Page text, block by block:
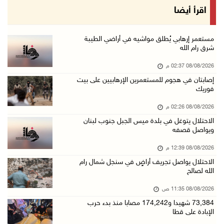
منتخبنا الوطني للتايكواندو يستهل مشاركته في ب ...
"فانا": الثقافة البحرينية تـصون الهوية الوطني ...
08/آب/2026 11:04 ص
73,384 شهيدا و174,242 مصابا منذ بدء حرب الإبا ...
08/آب/2026 10:50 ص
قوات الاحتلال تجري تحقيقات ميدانية مع عشرات ا ...
08/آب/2026 10:18 ص
تقرير: خطاب الكراهية والتحريض يتصاعد في أوساط ...
08/آب/2026 09:38 ص
اقرأ أيضا
مستعمر إرهابي يُطلق مواشيه في أراضي الطيبة
شرق رام الله
08/08/2026 02:37 م
إصابتان في هجوم للمستعمرين الإرهابيين على بيت
فوريك
08/08/2026 02:26 م
الاحتلال يتوغل في بلدة ميس الجبل جنوب لبنان
ويواصل قصفه
08/08/2026 12:39 م
الاحتلال يواصل تجريف أراضٍ في سنجل شمال رام
الله لصالح
08/08/2026 11:35 ص
73,384 شهيدا و174,242 مصابا منذ بدء حرب
الإبادة على قطا